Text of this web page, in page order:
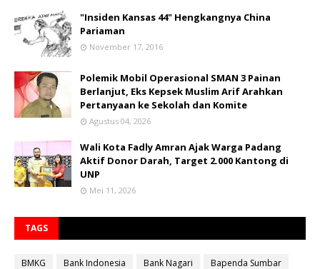
"Insiden Kansas 44" Hengkangnya China
Pariaman
November 17, 2016
Polemik Mobil Operasional SMAN 3 Painan
Berlanjut, Eks Kepsek Muslim Arif Arahkan
Pertanyaan ke Sekolah dan Komite
Agustus 04, 2026
Wali Kota Fadly Amran Ajak Warga Padang
Aktif Donor Darah, Target 2.000 Kantong di
UNP
Mei 11, 2026
TAGS
BMKG Bank Indonesia Bank Nagari Bapenda Sumbar